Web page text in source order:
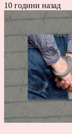
10 години назад